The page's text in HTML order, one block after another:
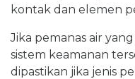
kontak dan elemen
Jika pemanas air
sistem keamanan
dipastikan jika jenis